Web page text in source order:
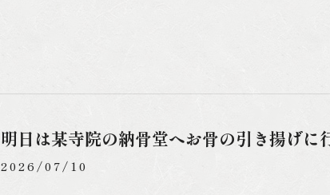
明日は某寺院の納骨堂へお骨の引き揚げに
2026/07/10